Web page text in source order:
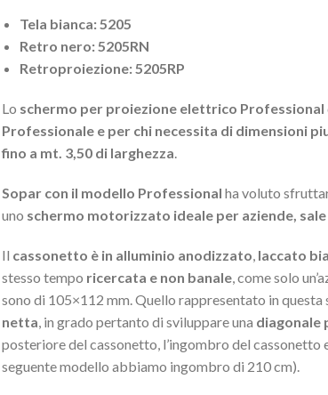
Tela bianca: 5205
Retro nero: 5205RN
Retroproiezione: 5205RP
Lo schermo per proiezione elettrico Professional
Professionale e per chi necessita di dimensioni
fino a mt. 3,50 di larghezza.
Sopar con il modello Professional ha voluto
uno schermo motorizzato ideale per aziende,
Il cassonetto è in alluminio anodizzato, laccato
stesso tempo ricercata e non banale, come solo
sono di 105×112 mm. Quello rappresentato in questa
netta, in grado pertanto di sviluppare una diagonale
posteriore del cassonetto, l’ingombro del cassonetto
seguente modello abbiamo ingombro di 210 cm).